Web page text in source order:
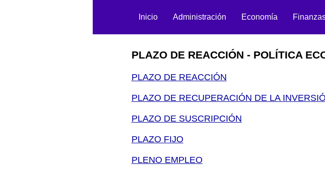
Inicio Administración Economía
PLAZO DE REACCIÓN - POLÍTICA
PLAZO DE REACCIÓN
PLAZO DE RECUPERACIÓN DE LA
PLAZO DE SUSCRIPCIÓN
PLAZO FIJO
PLENO EMPLEO